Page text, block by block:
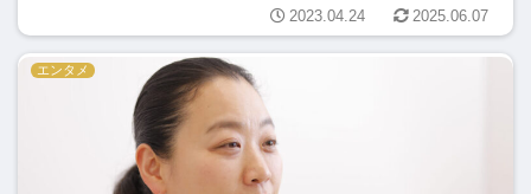
2023.04.24 2025.06.07
エンタメ